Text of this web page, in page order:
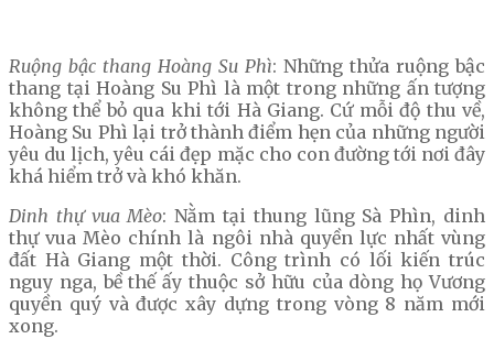
Ruộng bậc thang Hoàng Su Phì: Những thửa ruộng bậc
thang tại Hoàng Su Phì là một trong những ấn tượng
không thể bỏ qua khi tới Hà Giang. Cứ mỗi độ thu về,
Hoàng Su Phì lại trở thành điểm hẹn của những người
yêu du lịch, yêu cái đẹp mặc cho con đường tới nơi đây
khá hiểm trở và khó khăn.
Dinh thự vua Mèo: Nằm tại thung lũng Sà Phìn, dinh
thự vua Mèo chính là ngôi nhà quyền lực nhất vùng
đất Hà Giang một thời. Công trình có lối kiến trúc
nguy nga, bề thế ấy thuộc sở hữu của dòng họ Vương
quyền quý và được xây dựng trong vòng 8 năm mới
xong.